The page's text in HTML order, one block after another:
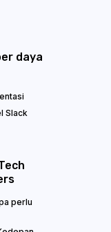
daya
Slack
perlu